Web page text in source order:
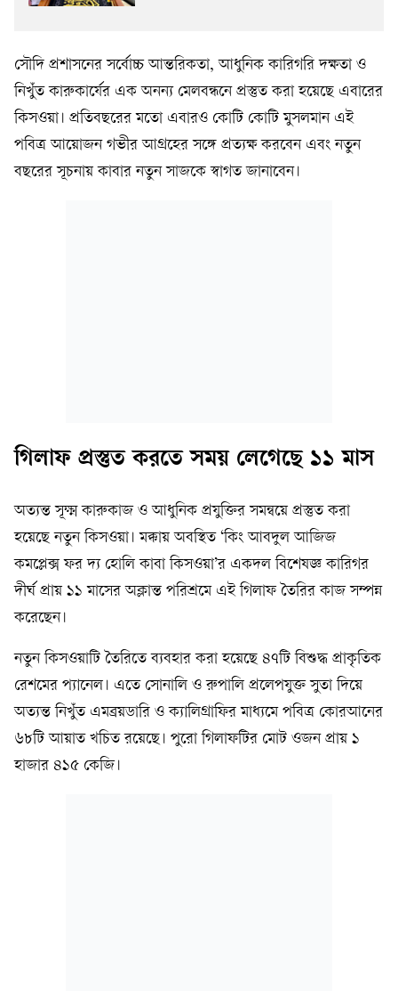
সৌদি প্রশাসনের সর্বোচ্চ আন্তরিকতা, আধুনিক কারিগরি দক্ষতা ও
নিখুঁত কারুকার্যের এক অনন্য মেলবন্ধনে প্রস্তুত করা হয়েছে এবারের
কিসওয়া। প্রতিবছরের মতো এবারও কোটি কোটি মুসলমান এই
পবিত্র আয়োজন গভীর আগ্রহের সঙ্গে প্রত্যক্ষ করবেন এবং নতুন
বছরের সূচনায় কাবার নতুন সাজকে স্বাগত জানাবেন।
গিলাফ প্রস্তুত করতে সময় লেগেছে ১১ মাস
অত্যন্ত সূক্ষ্ম কারুকাজ ও আধুনিক প্রযুক্তির সমন্বয়ে প্রস্তুত করা
হয়েছে নতুন কিসওয়া। মক্কায় অবস্থিত ‘কিং আবদুল আজিজ
কমপ্লেক্স ফর দ্য হোলি কাবা কিসওয়া’র একদল বিশেষজ্ঞ কারিগর
দীর্ঘ প্রায় ১১ মাসের অক্লান্ত পরিশ্রমে এই গিলাফ তৈরির কাজ সম্পন্ন
করেছেন।
নতুন কিসওয়াটি তৈরিতে ব্যবহার করা হয়েছে ৪৭টি বিশুদ্ধ প্রাকৃতিক
রেশমের প্যানেল। এতে সোনালি ও রুপালি প্রলেপযুক্ত সুতা দিয়ে
অত্যন্ত নিখুঁত এমব্রয়ডারি ও ক্যালিগ্রাফির মাধ্যমে পবিত্র কোরআনের
৬৮টি আয়াত খচিত রয়েছে। পুরো গিলাফটির মোট ওজন প্রায় ১
হাজার ৪১৫ কেজি।